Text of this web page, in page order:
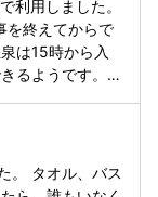
利用しました。
を終えてからで
は15時から入
るようです。
2種類でサウナ
。 お部屋はと
の音にもとても
鮮を中心とした
。 タオル、バス